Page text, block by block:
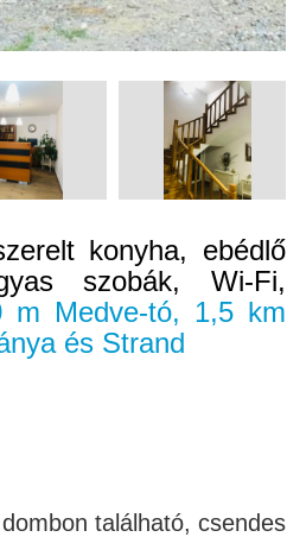
konyha, ebédlő
szobák, Wi-Fi,
m Medve-tó, 1,5 km
és Strand
található, csendes